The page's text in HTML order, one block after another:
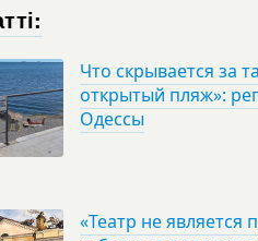
Что скрывается за
открытый пляж»:
Одессы
«Театр не является